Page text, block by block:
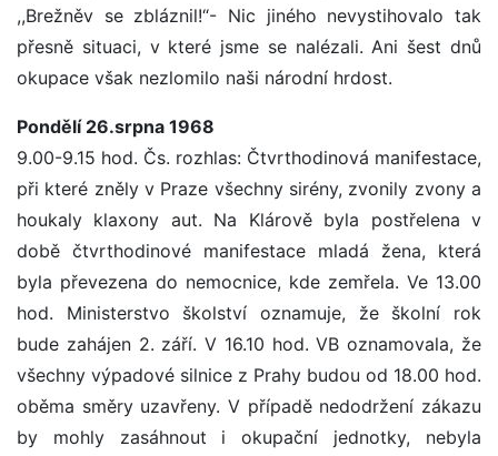
,,Brežněv se zbláznil!“- Nic jiného nevystihovalo tak
přesně situaci, v které jsme se nalézali. Ani šest dnů
okupace však nezlomilo naši národní hrdost.
Pondělí 26.srpna 1968
9.00-9.15 hod. Čs. rozhlas: Čtvrthodinová manifestace,
při které zněly v Praze všechny sirény, zvonily zvony a
houkaly klaxony aut. Na Klárově byla postřelena v
době čtvrthodinové manifestace mladá žena, která
byla převezena do nemocnice, kde zemřela. Ve 13.00
hod. Ministerstvo školství oznamuje, že školní rok
bude zahájen 2. září. V 16.10 hod. VB oznamovala, že
všechny výpadové silnice z Prahy budou od 18.00 hod.
oběma směry uzavřeny. V případě nedodržení zákazu
by mohly zasáhnout i okupační jednotky, nebyla